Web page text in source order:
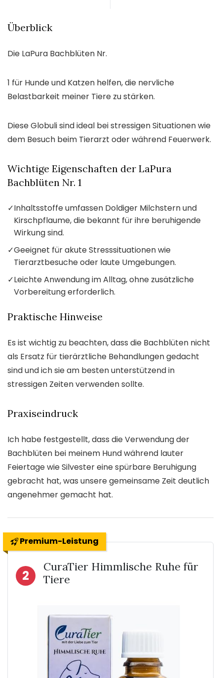
Überblick
Die LaPura Bachblüten Nr.
1 für Hunde und Katzen helfen, die nervliche
Belastbarkeit meiner Tiere zu stärken.
Diese Globuli sind ideal bei stressigen Situationen wie
dem Besuch beim Tierarzt oder während Feuerwerk.
Wichtige Eigenschaften der LaPura
Bachblüten Nr. 1
✓Inhaltsstoffe umfassen Doldiger Milchstern und
Kirschpflaume, die bekannt für ihre beruhigende
Wirkung sind.
✓Geeignet für akute Stresssituationen wie
Tierarztbesuche oder laute Umgebungen.
✓Leichte Anwendung im Alltag, ohne zusätzliche
Vorbereitung erforderlich.
Praktische Hinweise
Es ist wichtig zu beachten, dass die Bachblüten nicht
als Ersatz für tierärztliche Behandlungen gedacht
sind und ich sie am besten unterstützend in
stressigen Zeiten verwenden sollte.
Praxiseindruck
Ich habe festgestellt, dass die Verwendung der
Bachblüten bei meinem Hund während lauter
Feiertage wie Silvester eine spürbare Beruhigung
gebracht hat, was unsere gemeinsame Zeit deutlich
angenehmer gemacht hat.
Premium-Leistung
2
CuraTier Himmlische Ruhe für
Tiere